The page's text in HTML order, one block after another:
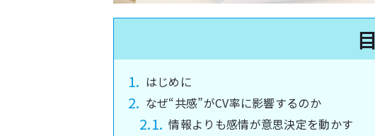
はじめに
なぜ“共感”がCV率に影響するのか
情報よりも感情が意思決定を動かす